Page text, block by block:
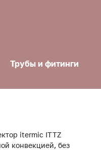
Трубы и фитинги